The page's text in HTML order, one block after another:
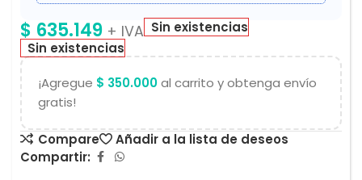
$ 635.149 + IVA Sin existencias
Sin existencias
¡Agregue $ 350.000al carrito y obtenga envío
gratis!
Compare
Añadir a la lista de deseos
Compartir: